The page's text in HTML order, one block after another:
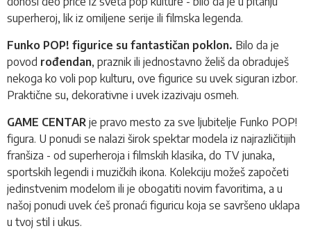
superheroj, lik iz omiljene serije ili filmska legenda.
Funko POP! figurice su fantastičan poklon. Bilo da je
povod rođendan, praznik ili jednostavno želiš da obraduješ
nekoga ko voli pop kulturu, ove figurice su uvek siguran izbor.
Praktične su, dekorativne i uvek izazivaju osmeh.
GAME CENTAR je pravo mesto za sve ljubitelje Funko POP!
figura. U ponudi se nalazi širok spektar modela iz najrazličitijih
franšiza - od superheroja i filmskih klasika, do TV junaka,
sportskih legendi i muzičkih ikona. Kolekciju možeš započeti
jedinstvenim modelom ili je obogatiti novim favoritima, a u
našoj ponudi uvek ćeš pronaći figuricu koja se savršeno uklapa
u tvoj stil i ukus.